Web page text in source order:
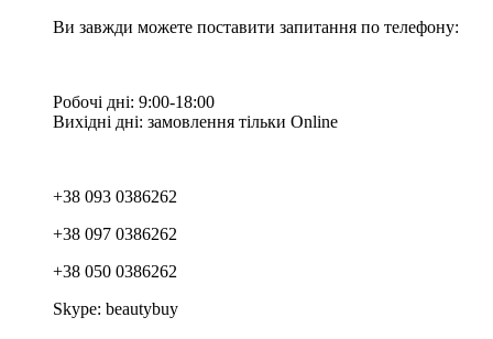
Ви завжди можете поставити запитання по телефону:
Робочі дні: 9:00-18:00
Вихідні дні: замовлення тільки Online
+38 093 0386262
+38 097 0386262
+38 050 0386262
Skype: beautybuy